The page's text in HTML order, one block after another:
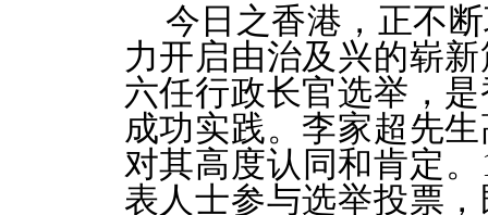
今日之香港，正不
力开启由治及兴的崭
六任行政长官选举，
成功实践。李家超先
对其高度认同和肯定
表人士参与选举投票